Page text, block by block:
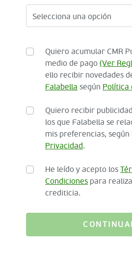
Quiero acumular CMR
medio de pago (Ver
ello recibir novedades
Falabella según Política
Quiero recibir
los que Falabella se
mis preferencias, según
Privacidad.
He leído y acepto los
Condiciones para
crediticia.